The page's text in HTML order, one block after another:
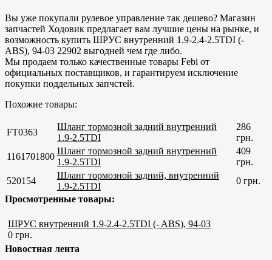
Вы уже покупали рулевое управление так дешево? Магазин
запчастей Ходовик предлагает вам лучшие цены на рынке, и
возможность купить ШРУС внутренний 1.9-2.4-2.5TDI (-
ABS), 94-03 22902 выгодней чем где либо.
Мы продаем только качественные товары Febi от
официальных поставщиков, и гарантируем исключение
покупки поддельных запчстей.
Похожие товары:
FT0363
Шланг тормозной задний внутренний
1.9-2.5TDI
286
грн.
1161701800
Шланг тормозной задний внутренний
1.9-2.5TDI
409
грн.
520154
Шланг тормозной задний, внутренний
1.9-2.5TDI
0 грн.
Просмотренные товары:
ШРУС внутренний 1.9-2.4-2.5TDI (- ABS), 94-03
0 грн.
Новостная лента